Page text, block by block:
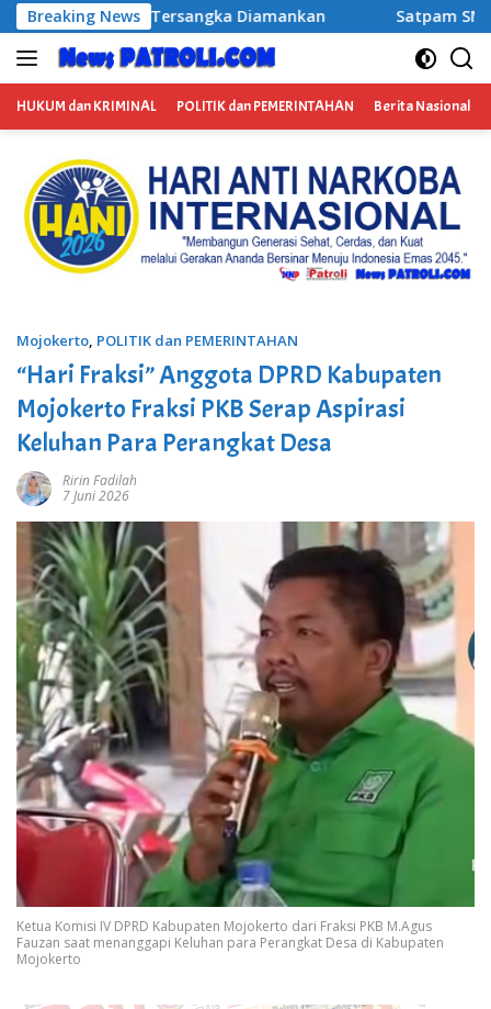
Langsung
ke
konten
Breaking News Satpam SMAN 1 Rogojampi Bantu
HUKUM dan KRIMINAL POLITIK dan PEMERINTAHAN Berita Nasional
Mojokerto, POLITIK dan PEMERINTAHAN
“Hari Fraksi” Anggota DPRD Kabupaten
Mojokerto Fraksi PKB Serap Aspirasi
Keluhan Para Perangkat Desa
Ririn Fadilah
7 Juni 2026
Ketua Komisi IV DPRD Kabupaten Mojokerto dari Fraksi PKB M.Agus
Fauzan saat menanggapi Keluhan para Perangkat Desa di Kabupaten
Mojokerto